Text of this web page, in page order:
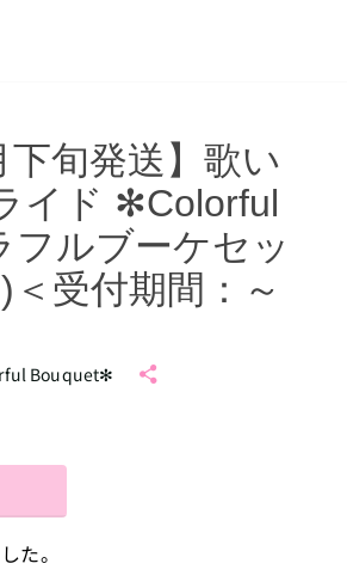
下旬発送】歌い
イド ✻Colorful
ルブーケセッ
受付期間：～
Bouquet✻
た。